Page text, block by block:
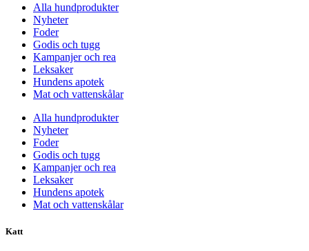
Alla hundprodukter
Nyheter
Foder
Godis och tugg
Kampanjer och rea
Leksaker
Hundens apotek
Mat och vattenskålar
Alla hundprodukter
Nyheter
Foder
Godis och tugg
Kampanjer och rea
Leksaker
Hundens apotek
Mat och vattenskålar
Katt